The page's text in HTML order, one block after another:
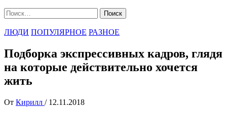
Найти:
ЛЮДИ ПОПУЛЯРНОЕ РАЗНОЕ
Подборка экспрессивных кадров, глядя
на которые действительно хочется
жить
От Кирилл / 12.11.2018